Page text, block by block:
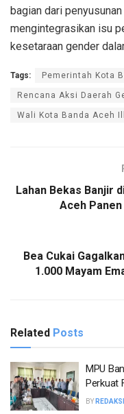
bagian dari
mengintegrasikan isu
kesetaraan gender
Tags: Pemerintah Kota
Rencana Aksi Daerah
Wali Kota Banda Aceh
Lahan Bekas Banjir
Aceh
Bea Cukai
1.000 Mayam
Related Posts
MPU
Perkuat
BY REDAKSI